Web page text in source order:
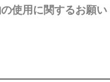
使用に関するお願い